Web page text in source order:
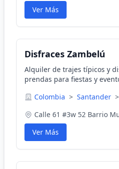
Ver Más
Disfraces Zambelú
Alquiler de trajes típicos y
prendas para fiestas y
Colombia > Santander >
Calle 61 #3w 52 Barrio
Ver Más